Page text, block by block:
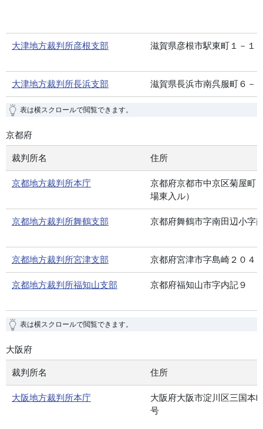
大津地方裁判所彦根支部 滋賀県彦根市駅東町１－１
大津地方裁判所長浜支部 滋賀県長浜市南呉服町６－
表は横スクロールで閲覧できます。
京都府
裁判所名 住所
京都地方裁判所本庁
京都府京都市中京区菊屋町
場東入ル）
京都地方裁判所舞鶴支部 京都府舞鶴市字南田辺小字
京都地方裁判所宮津支部 京都府宮津市字島崎２０４
京都地方裁判所福知山支部 京都府福知山市字内記９
表は横スクロールで閲覧できます。
大阪府
裁判所名 住所
大阪地方裁判所本庁
大阪府大阪市淀川区三国本
号